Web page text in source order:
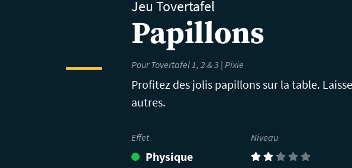
Jeu Tovertafel
Papillons
Pour Tovertafel 1, 2 & 3 | Pixie
Profitez des jolis papillons sur la table.
autres.
Effet
Physique
Niveau
(2)